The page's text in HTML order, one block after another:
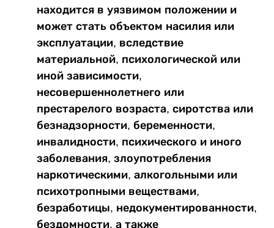
находится в уязвимом положении и
может стать объектом насилия или
эксплуатации, вследствие
материальной, психологической или
иной зависимости,
несовершеннолетнего или
престарелого возраста, сиротства или
безнадзорности, беременности,
инвалидности, психического и иного
заболевания, злоупотребления
наркотическими, алкогольными или
психотропными веществами,
безработицы, недокументированности,
бездомности, а также